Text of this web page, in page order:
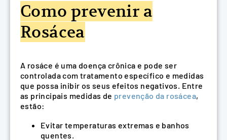
Como prevenir a
Rosácea
A rosáce é uma doença crônica e pode ser
controlada com tratamento específico e medidas
que possa inibir os seus efeitos negativos. Entre
as principais medidas de prevenção da rosácea,
estão:
Evitar temperaturas extremas e banhos
quentes.